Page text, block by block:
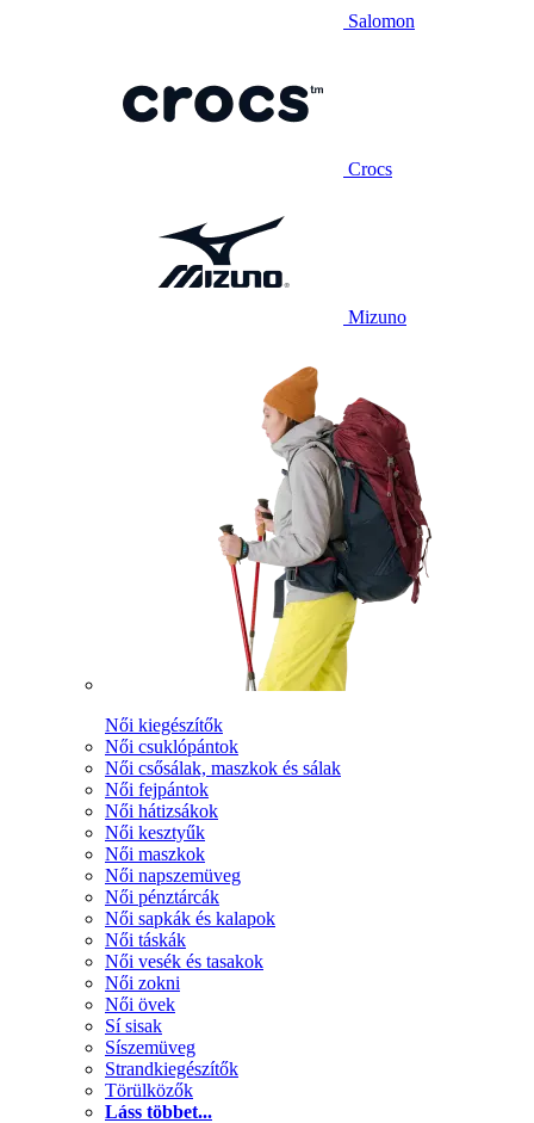
Salomon
Crocs
Mizuno
Női kiegészítők
Női csuklópántok
Női csősálak, maszkok és sálak
Női fejpántok
Női hátizsákok
Női kesztyűk
Női maszkok
Női napszemüveg
Női pénztárcák
Női sapkák és kalapok
Női táskák
Női vesék és tasakok
Női zokni
Női övek
Sí sisak
Síszemüveg
Strandkiegészítők
Törülközők
Láss többet...